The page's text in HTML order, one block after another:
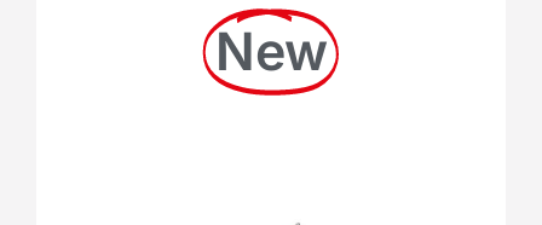
New